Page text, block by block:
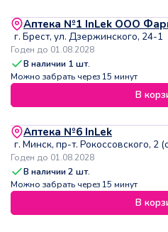
Аптека №1 InLek ООО
г. Брест, ул. Дзержинского, 24-1
Годен до 01.08.2028
В наличии 1 шт.
Можно забрать через 15 минут
В
Аптека №6 InLek
г. Минск, пр-т. Рокоссовского, 2
Годен до 01.08.2028
В наличии2 шт.
Можно забрать через 15 минут
В